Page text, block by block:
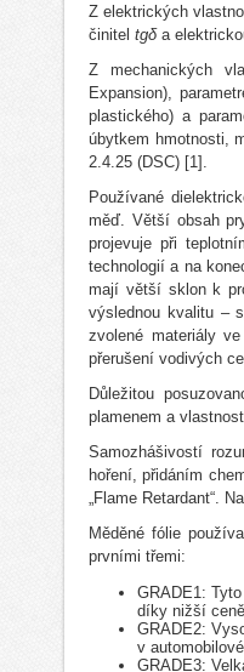
Z elektrických
činitel tgδ a
Z mechanických
Expansion),
plastického) a
úbytkem hmotnosti,
2.4.25 (DSC) [1].
Používané
měď. Větší obsah
projevuje při
technologií a na
mají větší sklon k
výslednou kvalitu –
zvolené materiály
přerušení vodivých
Důležitou
plamenem a
Samozhášivostí
hoření, přidáním
„Flame Retardant“.
Měděné fólie
prvními třemi:
GRADE1:
díky nižší
GRADE2:
v
GRADE3: